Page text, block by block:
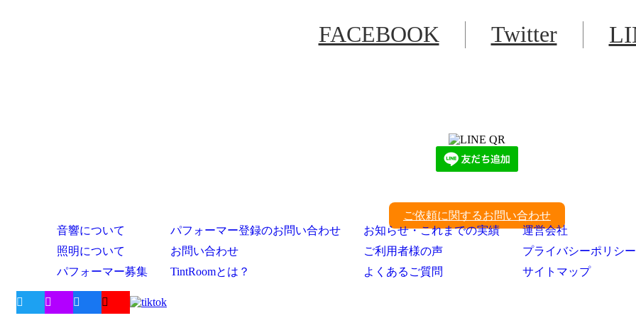
FACEBOOK Twitter
ご依頼に関するお問い合わせ
音響について
照明について
パフォーマー募集
パフォーマー登録のお問い合わせ
お問い合わせ
TintRoomとは？
お知らせ・これまでの実績
ご利用者様の声
よくあるご質問
運営会社
プライバシーポリシー
サイトマップ